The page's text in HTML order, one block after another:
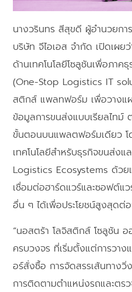
นางวรินทร สีสุขดี ผู้อำนวยก
บริษัท จีไอเอส จำกัด เปิดเผย
ด้านเทคโนโลยีโซลูชันเพื่อภา
(One-Stop Logistics IT
สติกส์ แพลทฟอร์ม เพื่อวางแ
ข้อมูลการขนส่งแบบเรียลไทม์
ขั้นตอนบนแพลตฟอร์มเดียว โ
เทคโนโลยีสำหรับธุรกิจขนส่งแ
Logistics Ecosystems ด้ว
เชื่อมต่อฮาร์ดแวร์และซอฟต์แ
อื่น ๆ ได้เพื่อประโยชน์สูงสุดต่
“นอสตร้า โลจิสติกส์ โซลูชัน อ
ครบวงจร ที่เริ่มตั้งแต่การวา
อร์สั่งซื้อ การจัดสรรเส้นทางวิ่
การติดตามตำแหน่งรถและตร